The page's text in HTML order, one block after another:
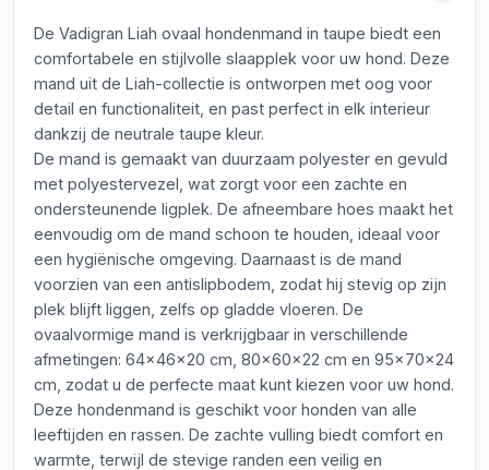
De Vadigran Liah ovaal hondenmand in taupe biedt een
comfortabele en stijlvolle slaapplek voor uw hond. Deze
mand uit de Liah-collectie is ontworpen met oog voor
detail en functionaliteit, en past perfect in elk interieur
dankzij de neutrale taupe kleur.
De mand is gemaakt van duurzaam polyester en gevuld
met polyestervezel, wat zorgt voor een zachte en
ondersteunende ligplek. De afneembare hoes maakt het
eenvoudig om de mand schoon te houden, ideaal voor
een hygiënische omgeving. Daarnaast is de mand
voorzien van een antislipbodem, zodat hij stevig op zijn
plek blijft liggen, zelfs op gladde vloeren. De
ovaalvormige mand is verkrijgbaar in verschillende
afmetingen: 64x46x20 cm, 80x60x22 cm en 95x70x24
cm, zodat u de perfecte maat kunt kiezen voor uw hond.
Deze hondenmand is geschikt voor honden van alle
leeftijden en rassen. De zachte vulling biedt comfort en
warmte, terwijl de stevige randen een veilig en